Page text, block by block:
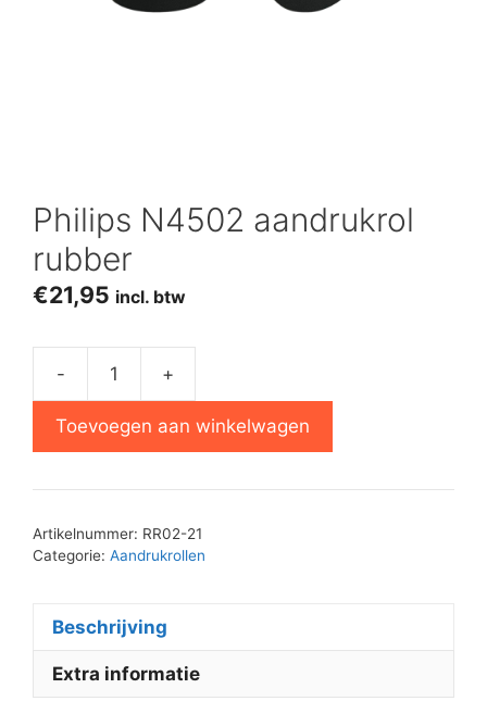
Philips N4502 aandrukrol
rubber
€21,95 incl. btw
-
aandrukrol
aantal
+
Toevoegen aan winkelwagen
Artikelnummer: RR02-21
Categorie: Aandrukrollen
Beschrijving
Extra informatie